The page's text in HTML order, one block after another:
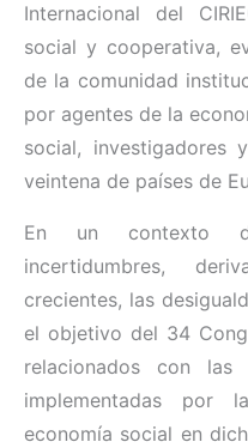
Internacional del
social y cooperativa,
de la comunidad
por agentes de la
social, investigadores
veintena de países de
En un contexto
incertidumbres,
crecientes, las
el objetivo del 34
relacionados con las
implementadas por
economía social en